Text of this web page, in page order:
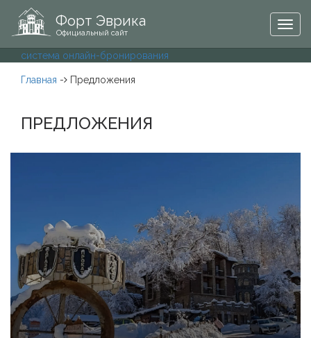
Форт Эврика
Официальный сайт
система онлайн-бронирования
Главная - Предложения
ПРЕДЛОЖЕНИЯ